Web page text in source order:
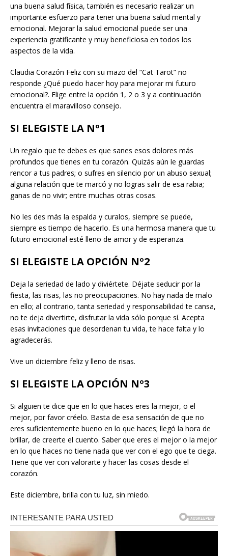
una buena salud física, también es necesario realizar un
importante esfuerzo para tener una buena salud mental y
emocional. Mejorar la salud emocional puede ser una
experiencia gratificante y muy beneficiosa en todos los
aspectos de la vida.
Claudia Corazón Feliz con su mazo del “Cat Tarot” no
responde ¿Qué puedo hacer hoy para mejorar mi futuro
emocional?. Elige entre la opción 1, 2 o 3 y a continuación
encuentra el maravilloso consejo.
SI ELEGISTE LA Nº1
Un regalo que te debes es que sanes esos dolores más
profundos que tienes en tu corazón. Quizás aún le guardas
rencor a tus padres; o sufres en silencio por un abuso sexual;
alguna relación que te marcó y no logras salir de esa rabia;
ganas de no vivir; entre muchas otras cosas.
No les des más la espalda y curalos, siempre se puede,
siempre es tiempo de hacerlo. Es una hermosa manera que tu
futuro emocional esté lleno de amor y de esperanza.
SI ELEGISTE LA OPCIÓN Nº2
Deja la seriedad de lado y diviértete. Déjate seducir por la
fiesta, las risas, las no preocupaciones. No hay nada de malo
en ello; al contrario, tanta seriedad y responsabilidad te cansa,
no te deja divertirte, disfrutar la vida sólo porque sí. Acepta
esas invitaciones que desordenan tu vida, te hace falta y lo
agradecerás.
Vive un diciembre feliz y lleno de risas.
SI ELEGISTE LA OPCIÓN Nº3
Si alguien te dice que en lo que haces eres la mejor, o el
mejor, por favor créelo. Basta de esa sensación de que no
eres suficientemente bueno en lo que haces; llegó la hora de
brillar, de creerte el cuento. Saber que eres el mejor o la mejor
en lo que haces no tiene nada que ver con el ego que te ciega.
Tiene que ver con valorarte y hacer las cosas desde el
corazón.
Este diciembre, brilla con tu luz, sin miedo.